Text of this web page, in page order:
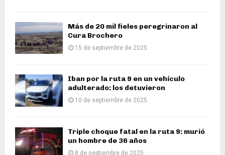
Más de 20 mil fieles peregrinaron al
Cura Brochero
15 de septiembre de 2025
Iban por la ruta 9 en un vehículo
adulterado: los detuvieron
10 de septiembre de 2025
Triple choque fatal en la ruta 9: murió
un hombre de 36 años
8 de septiembre de 2025